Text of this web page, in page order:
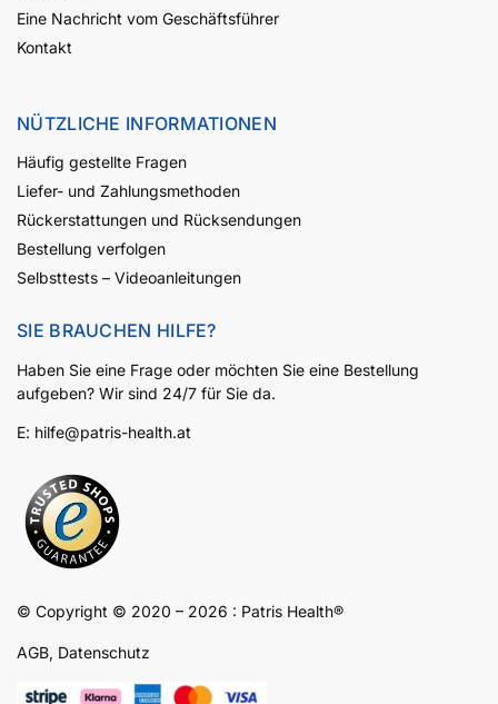
Eine Nachricht vom Geschäftsführer
Kontakt
NÜTZLICHE INFORMATIONEN
Häufig gestellte Fragen
Liefer- und Zahlungsmethoden
Rückerstattungen und Rücksendungen
Bestellung verfolgen
Selbsttests – Videoanleitungen
SIE BRAUCHEN HILFE?
Haben Sie eine Frage oder möchten Sie eine Bestellung
aufgeben? Wir sind 24/7 für Sie da.
E: hilfe@patris-health.at
© Copyright © 2020 – 2026 : Patris Health®
AGB, Datenschutz